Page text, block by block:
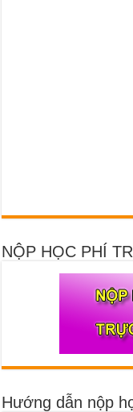
NỘP HỌC PHÍ
Hướng dẫn nộp